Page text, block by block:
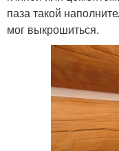
паза такой
мог выкрошиться.